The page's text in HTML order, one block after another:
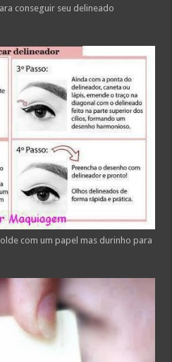
conseguir seu delineado
com um papel mas durinho para